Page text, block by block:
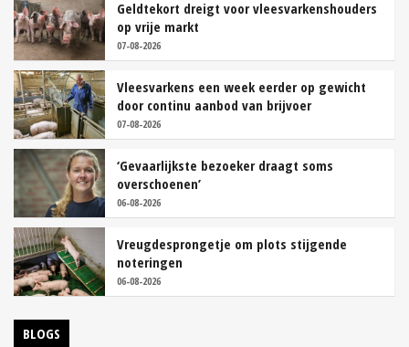
Geldtekort dreigt voor vleesvarkenshouders
op vrije markt
07-08-2026
Vleesvarkens een week eerder op gewicht
door continu aanbod van brijvoer
07-08-2026
‘Gevaarlijkste bezoeker draagt soms
overschoenen’
06-08-2026
Vreugdesprongetje om plots stijgende
noteringen
06-08-2026
BLOGS